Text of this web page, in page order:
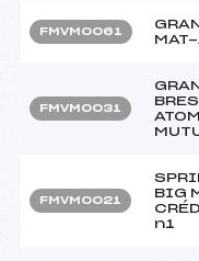
FMVM0061
FMVM0031
FMVM0021
BIG
n1